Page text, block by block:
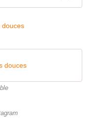
douces